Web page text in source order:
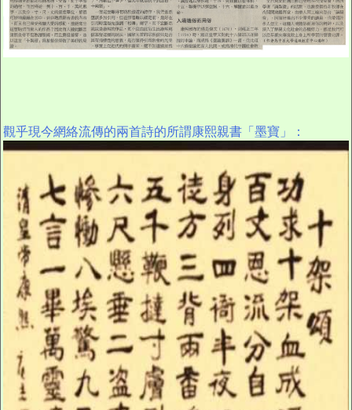
觀乎現今網絡流傳的兩首詩的所謂康熙親書「墨寶」：